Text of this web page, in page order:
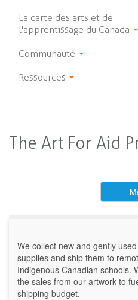
La carte des arts et de
l'apprentissage du Canada
Communauté
Ressources
The Art For Aid
We collect new and gently
supplies and ship them to
Indigenous Canadian schools.
the sales from our artwork to
shipping budget.